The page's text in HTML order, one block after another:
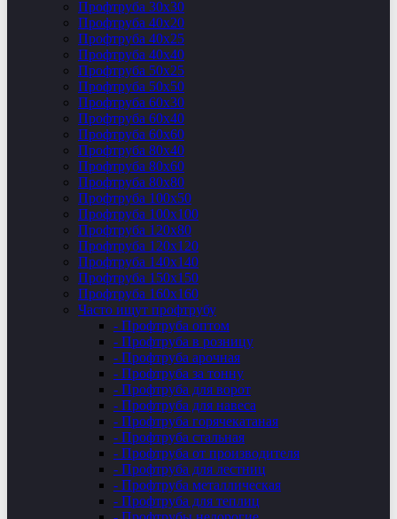
Профтруба 30х30
Профтруба 40х20
Профтруба 40х25
Профтруба 40х40
Профтруба 50х25
Профтруба 50х50
Профтруба 60х30
Профтруба 60х40
Профтруба 60х60
Профтруба 80х40
Профтруба 80х60
Профтруба 80х80
Профтруба 100х50
Профтруба 100х100
Профтруба 120х80
Профтруба 120х120
Профтруба 140х140
Профтруба 150х150
Профтруба 160х160
Часто ищут профтрубу
- Профтруба оптом
- Профтруба в розницу
- Профтруба арочная
- Профтруба за тонну
- Профтруба для ворот
- Профтруба для навеса
- Профтруба горячекатаная
- Профтруба стальная
- Профтруба от производителя
- Профтруба для лестниц
- Профтруба металлическая
- Профтруба для теплиц